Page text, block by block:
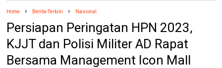
Home Berita-Terkini Nasional
Persiapan Peringatan HPN 2023,
KJJT dan Polisi Militer AD Rapat
Bersama Management Icon Mall